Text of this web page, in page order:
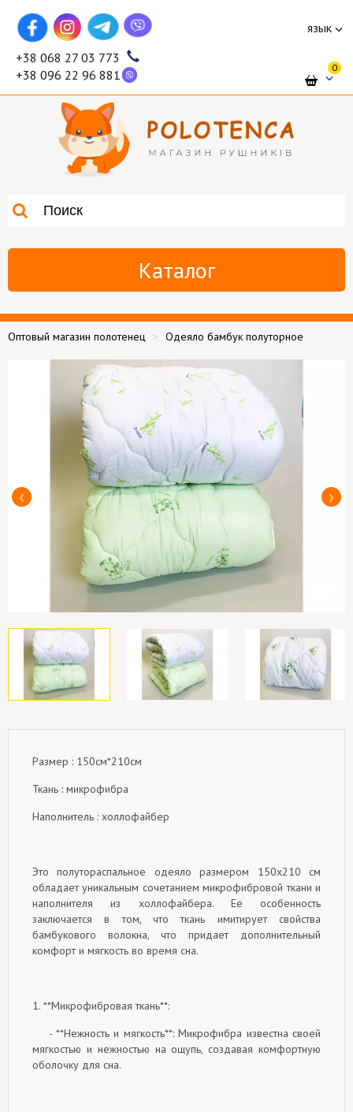
язык
+38 068 27 03 773
+38 096 22 96 881
0
Каталог
Оптовый магазин полотенец Одеяло бамбук полуторное
Размер : 150см*210см
Ткань : микрофибра
Наполнитель : холлофайбер
Это полутораспальное одеяло размером 150x210 см
обладает уникальным сочетанием микрофибровой ткани и
наполнителя из холлофайбера. Ее особенность
заключается в том, что ткань имитирует свойства
бамбукового волокна, что придает дополнительный
комфорт и мягкость во время сна.
1. **Микрофибровая ткань**:
- **Нежность и мягкость**: Микрофибра известна своей
мягкостью и нежностью на ощупь, создавая комфортную
оболочку для сна.